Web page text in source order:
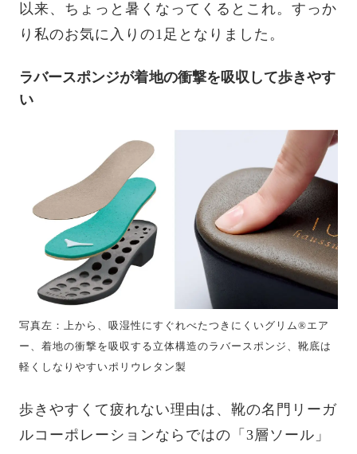
以来、ちょっと暑くなってくるとこれ。すっか
り私のお気に入りの1足となりました。
ラバースポンジが着地の衝撃を吸収して歩きやす
い
写真左：上から、吸湿性にすぐれべたつきにくいグリム®エア
ー、着地の衝撃を吸収する立体構造のラバースポンジ、靴底は
軽くしなりやすいポリウレタン製
歩きやすくて疲れない理由は、靴の名門リーガ
ルコーポレーションならではの「3層ソール」